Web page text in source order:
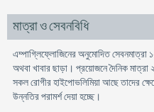
মাত্রা ও সেবনবিধি
এম্পাগ্লিফ্লোজিনের অনুমোদিত সেবনমাত্রা
অথবা খাবার ছাড়া। প্রয়োজনে দৈনিক মাত্রা
সকল রোগীর হাইপোভলিমিয়া আছে তাদের
উন্নতির পরামর্শ দেয়া হচ্ছে।